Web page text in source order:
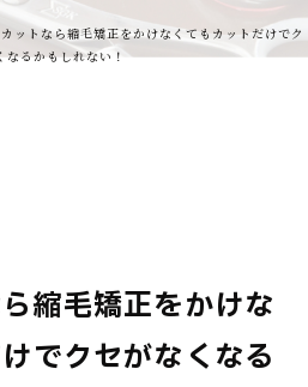
ットなら縮毛矯正をかけなくてもカットだけでク
なるかもしれない！
縮毛矯正をかけな
でクセがなくなる